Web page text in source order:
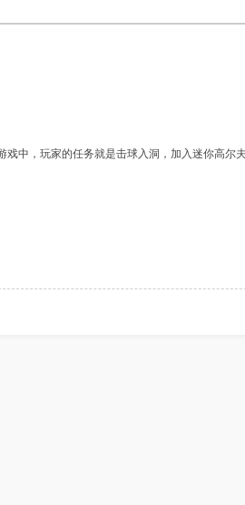
中，玩家的任务就是击球入洞，加入迷你高尔